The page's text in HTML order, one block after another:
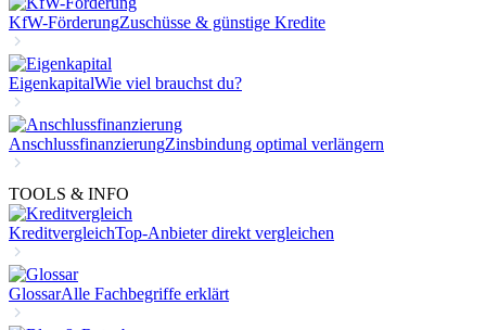
KfW-FörderungZuschüsse & günstige Kredite
EigenkapitalWie viel brauchst du?
AnschlussfinanzierungZinsbindung optimal verlängern
TOOLS & INFO
KreditvergleichTop-Anbieter direkt vergleichen
GlossarAlle Fachbegriffe erklärt